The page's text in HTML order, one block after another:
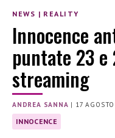
NEWS | REALITY
Innocence
puntate 23 e
streaming
ANDREA SANNA | 17
INNOCENCE